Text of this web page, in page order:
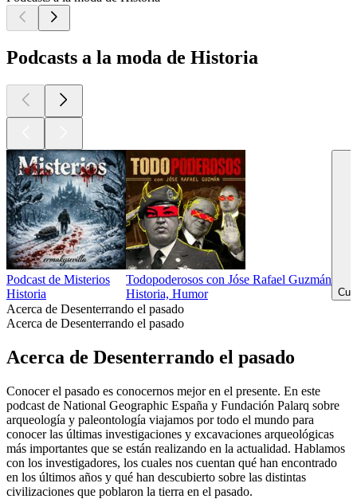
Podcasts a la moda de Historia
Podcast de Misterios
Historia
Todopoderosos con Jóse Rafael Guzmán
Historia, Humor
Acerca de Desenterrando el pasado
Acerca de Desenterrando el pasado
Acerca de Desenterrando el pasado
Conocer el pasado es conocernos mejor en el presente. En este
podcast de National Geographic España y Fundación Palarq sobre
arqueología y paleontología viajamos por todo el mundo para
conocer las últimas investigaciones y excavaciones arqueológicas
más importantes que se están realizando en la actualidad. Hablamos
con los investigadores, los cuales nos cuentan qué han encontrado
en los últimos años y qué han descubierto sobre las distintas
civilizaciones que poblaron la tierra en el pasado.